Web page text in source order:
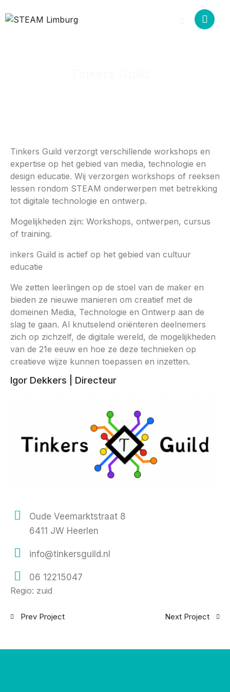
Tinkers Guild verzorgt verschillende workshops en
expertise op het gebied van media, technologie en
design educatie. Wij verzorgen workshops of reeksen
lessen rondom STEAM onderwerpen met betrekking
tot digitale technologie en ontwerp.
Mogelijkheden zijn: Workshops, ontwerpen, cursus
of training.
inkers Guild is actief op het gebied van cultuur
educatie
We zetten leerlingen op de stoel van de maker en
bieden ze nieuwe manieren om creatief met de
domeinen Media, Technologie en Ontwerp aan de
slag te gaan. Al knutselend oriënteren deelnemers
zich op zichzelf, de digitale wereld, de mogelijkheden
van de 21e eeuw en hoe ze deze technieken op
creatieve wijze kunnen toepassen en inzetten.
Igor Dekkers | Directeur
Oude Veemarktstraat 8
6411 JW Heerlen
info@tinkersguild.nl
06 12215047
Regio: zuid
Prev Project Next Project